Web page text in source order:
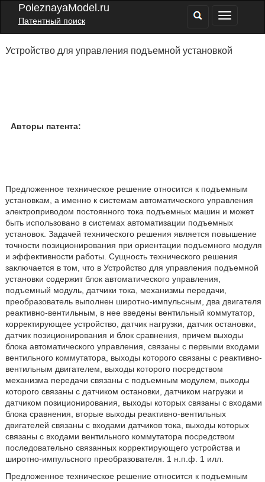
PoleznayaModel.ru
Патентный поиск
Устройство для управления подъемной установкой
Авторы патента:
Предложенное техническое решение относится к подъемным
установкам, а именно к системам автоматического управления
электроприводом постоянного тока подъемных машин и может
быть использовано в системах автоматизации подъемных
установок. Задачей технического решения является повышение
точности позиционирования при ориентации подъемного модуля
и эффективности работы. Сущность технического решения
заключается в том, что в Устройство для управления подъемной
установки содержит блок автоматического управления,
подъемный модуль, датчики тока, механизмы передачи,
преобразователь выполнен широтно-импульсным, два двигателя
реактивно-вентильным, в нее введены вентильный коммутатор,
корректирующее устройство, датчик нагрузки, датчик остановки,
датчик позиционирования и блок сравнения, причем выходы
блока автоматического управления, связаны с первыми входами
вентильного коммутатора, выходы которого связаны с реактивно-
вентильным двигателем, выходы которого посредством
механизма передачи связаны с подъемным модулем, выходы
которого связаны с датчиком остановки, датчиком нагрузки и
датчиком позиционирования, выходы которых связаны с входами
блока сравнения, вторые выходы реактивно-вентильных
двигателей связаны с входами датчиков тока, выходы которых
связаны с входами вентильного коммутатора посредством
последовательно связанных корректирующего устройства и
широтно-импульсного преобразователя. 1 н.п.ф. 1 илл.
Предложенное техническое решение относится к подъемным